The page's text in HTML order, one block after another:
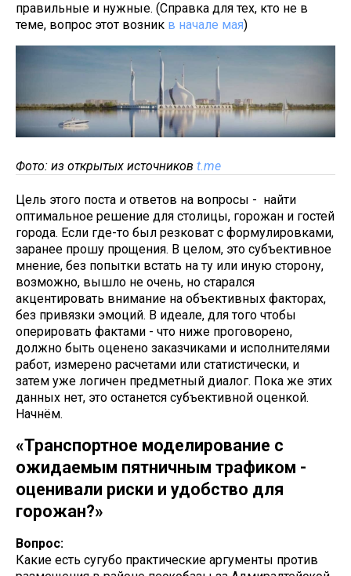
правильные и нужные. (Справка для тех, кто не в
теме, вопрос этот возник в начале мая)
Фото: из открытых источников t.me
Цель этого поста и ответов на вопросы - найти
оптимальное решение для столицы, горожан и гостей
города. Если где-то был резковат с формулировками,
заранее прошу прощения. В целом, это субъективное
мнение, без попытки встать на ту или иную сторону,
возможно, вышло не очень, но старался
акцентировать внимание на объективных факторах,
без привязки эмоций. В идеале, для того чтобы
оперировать фактами - что ниже проговорено,
должно быть оценено заказчиками и исполнителями
работ, измерено расчетами или статистически, и
затем уже логичен предметный диалог. Пока же этих
данных нет, это останется субъективной оценкой.
Начнём.
«Транспортное моделирование с
ожидаемым пятничным трафиком -
оценивали риски и удобство для
горожан?»
Вопрос:
Какие есть сугубо практические аргументы против